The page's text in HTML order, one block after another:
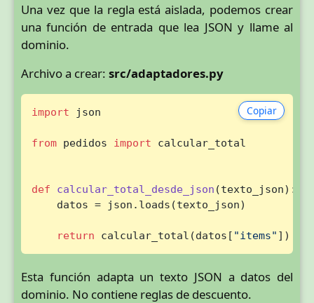
Una vez que la regla está aislada, podemos crear
una función de entrada que lea JSON y llame al
dominio.
Archivo a crear: src/adaptadores.py
Copiar
import json
from pedidos import calcular_total
def calcular_total_desde_json (texto_json):
    datos = json.loads(texto_json)
return calcular_total(datos[ "items" ])
Esta función adapta un texto JSON a datos del
dominio. No contiene reglas de descuento.